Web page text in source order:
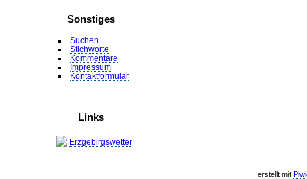
Sonstiges
Suchen
Stichworte
Kommentare
Impressum
Kontaktformular
Links
Erzgebirgswetter
erstellt mit